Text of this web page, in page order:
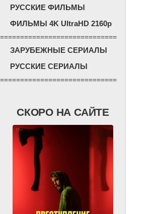
РУССКИЕ ФИЛЬМЫ
ФИЛЬМЫ 4K UltraHD 2160p
=============================
ЗАРУБЕЖНЫЕ СЕРИАЛЫ
РУССКИЕ СЕРИАЛЫ
=============================
СКОРО НА САЙТЕ